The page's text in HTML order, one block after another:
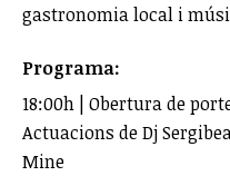
gastronomia local i
Programa:
18:00h | Obertura de
Actuacions de Dj
Mine